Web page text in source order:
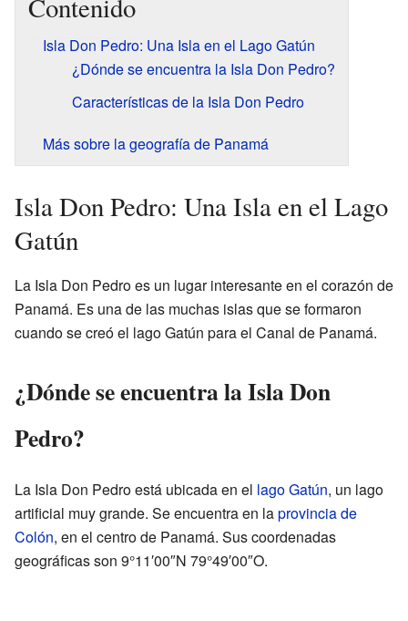
Contenido
Isla Don Pedro: Una Isla en el Lago Gatún
¿Dónde se encuentra la Isla Don Pedro?
Características de la Isla Don Pedro
Más sobre la geografía de Panamá
Isla Don Pedro: Una Isla en el Lago
Gatún
La Isla Don Pedro es un lugar interesante en el corazón de
Panamá. Es una de las muchas islas que se formaron
cuando se creó el lago Gatún para el Canal de Panamá.
¿Dónde se encuentra la Isla Don
Pedro?
La Isla Don Pedro está ubicada en el lago Gatún, un lago
artificial muy grande. Se encuentra en laprovincia de
Colón, en el centro de Panamá. Sus coordenadas
geográficas son 9°11′00″N 79°49′00″O.